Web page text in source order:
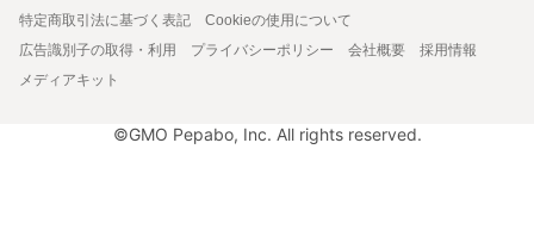
特定商取引法に基づく表記
Cookieの使用について
広告識別子の取得・利用
プライバシーポリシー 会社概要
採用情報
メディアキット
©GMO Pepabo, Inc. All rights reserved.